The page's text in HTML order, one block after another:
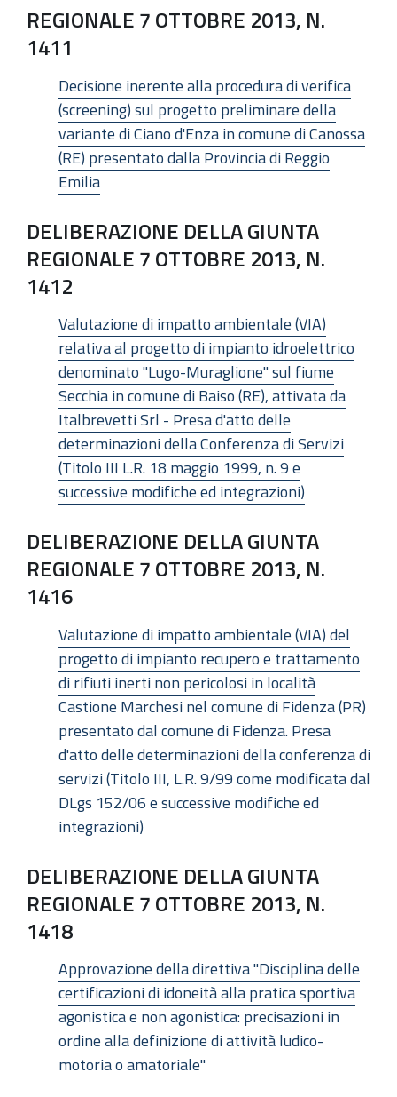
REGIONALE 7 OTTOBRE 2013, N.
1411
Decisione inerente alla procedura di verifica
(screening) sul progetto preliminare della
variante di Ciano d'Enza in comune di Canossa
(RE) presentato dalla Provincia di Reggio
Emilia
DELIBERAZIONE DELLA GIUNTA
REGIONALE 7 OTTOBRE 2013, N.
1412
Valutazione di impatto ambientale (VIA)
relativa al progetto di impianto idroelettrico
denominato "Lugo-Muraglione" sul fiume
Secchia in comune di Baiso (RE), attivata da
Italbrevetti Srl - Presa d'atto delle
determinazioni della Conferenza di Servizi
(Titolo III L.R. 18 maggio 1999, n. 9 e
successive modifiche ed integrazioni)
DELIBERAZIONE DELLA GIUNTA
REGIONALE 7 OTTOBRE 2013, N.
1416
Valutazione di impatto ambientale (VIA) del
progetto di impianto recupero e trattamento
di rifiuti inerti non pericolosi in località
Castione Marchesi nel comune di Fidenza (PR)
presentato dal comune di Fidenza. Presa
d'atto delle determinazioni della conferenza di
servizi (Titolo III, L.R. 9/99 come modificata dal
DLgs 152/06 e successive modifiche ed
integrazioni)
DELIBERAZIONE DELLA GIUNTA
REGIONALE 7 OTTOBRE 2013, N.
1418
Approvazione della direttiva "Disciplina delle
certificazioni di idoneità alla pratica sportiva
agonistica e non agonistica: precisazioni in
ordine alla definizione di attività ludico-
motoria o amatoriale"